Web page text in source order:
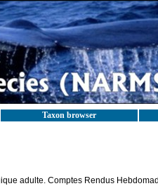
Taxon browser
adulte. Comptes Rendus